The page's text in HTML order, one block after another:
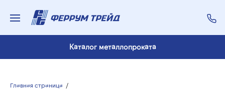
Каталог металлопроката
Главная страница /